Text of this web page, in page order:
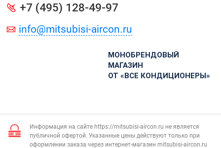
+7 (495) 128-49-97
info@mitsubisi-aircon.ru
МОНОБРЕНДОВЫЙ
МАГАЗИН
ОТ «ВСЕ КОНДИЦИОНЕРЫ»
Информация на сайте https://mitsubisi-aircon.ru не является
публичной офертой. Указанные цены действуют только при
оформлении заказа через интернет-магазин mitsubisi-aircon.ru